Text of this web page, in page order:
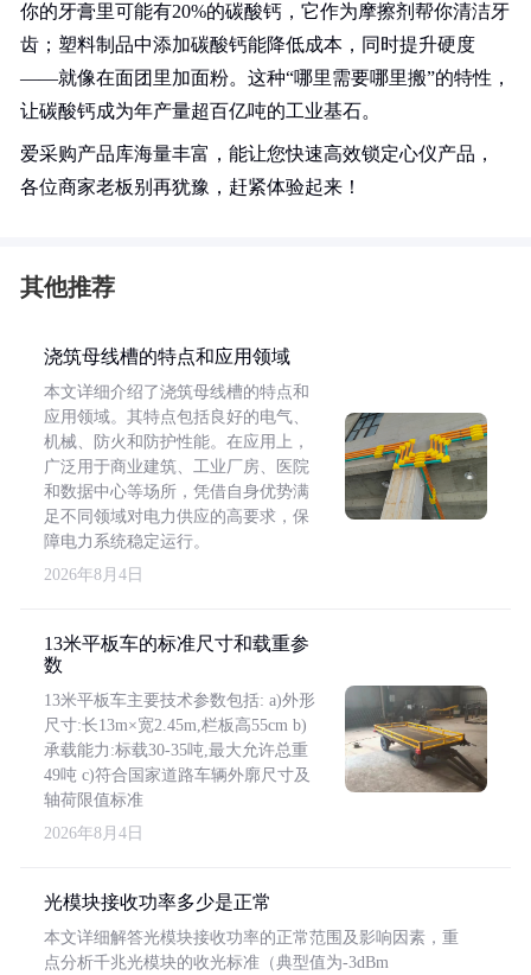
你的牙膏里可能有20%的碳酸钙，它作为摩擦剂帮你清洁牙
齿；塑料制品中添加碳酸钙能降低成本，同时提升硬度
——就像在面团里加面粉。这种“哪里需要哪里搬”的特性，
让碳酸钙成为年产量超百亿吨的工业基石。
爱采购产品库海量丰富，能让您快速高效锁定心仪产品，
各位商家老板别再犹豫，赶紧体验起来！
其他推荐
浇筑母线槽的特点和应用领域
本文详细介绍了浇筑母线槽的特点和
应用领域。其特点包括良好的电气、
机械、防火和防护性能。在应用上，
广泛用于商业建筑、工业厂房、医院
和数据中心等场所，凭借自身优势满
足不同领域对电力供应的高要求，保
障电力系统稳定运行。
2026年8月4日
13米平板车的标准尺寸和载重参
数
13米平板车主要技术参数包括: a)外形
尺寸:长13m×宽2.45m,栏板高55cm b)
承载能力:标载30-35吨,最大允许总重
49吨 c)符合国家道路车辆外廓尺寸及
轴荷限值标准
2026年8月4日
光模块接收功率多少是正常
本文详细解答光模块接收功率的正常范围及影响因素，重
点分析千兆光模块的收光标准（典型值为-3dBm